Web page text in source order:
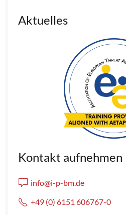
Aktuelles
Kontakt aufnehmen
info@i-p-bm.de
+49 (0) 6151 606767-0